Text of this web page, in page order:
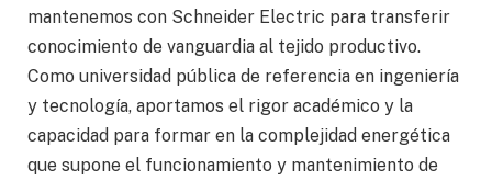
mantenemos con Schneider Electric para transferir
conocimiento de vanguardia al tejido productivo.
Como universidad pública de referencia en ingeniería
y tecnología, aportamos el rigor académico y la
capacidad para formar en la complejidad energética
que supone el funcionamiento y mantenimiento de